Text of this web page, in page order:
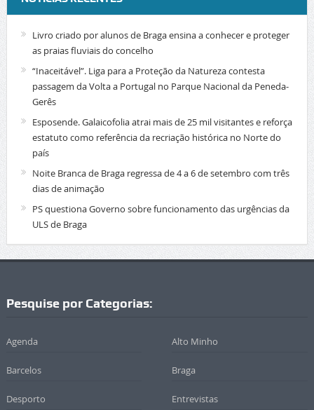
Livro criado por alunos de Braga ensina a conhecer e proteger
as praias fluviais do concelho
“Inaceitável”. Liga para a Proteção da Natureza contesta
passagem da Volta a Portugal no Parque Nacional da Peneda-
Gerês
Esposende. Galaicofolia atrai mais de 25 mil visitantes e reforça
estatuto como referência da recriação histórica no Norte do
país
Noite Branca de Braga regressa de 4 a 6 de setembro com três
dias de animação
PS questiona Governo sobre funcionamento das urgências da
ULS de Braga
Pesquise por Categorias:
Agenda Alto Minho
Barcelos Braga
Desporto Entrevistas